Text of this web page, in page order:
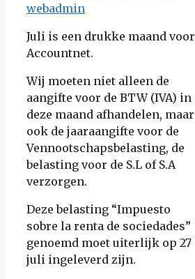
webadmin
Juli is een drukke maand voor
Accountnet.
Wij moeten niet alleen de
aangifte voor de BTW (IVA) in
deze maand afhandelen, maar
ook de jaaraangifte voor de
Vennootschapsbelasting, de
belasting voor de S.L of S.A
verzorgen.
Deze belasting “Impuesto
sobre la renta de sociedades”
genoemd moet uiterlijk op 27
juli ingeleverd zijn.